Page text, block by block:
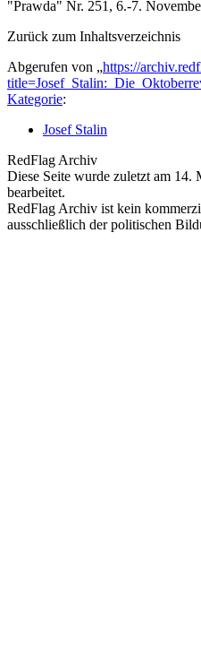
"Prawda" Nr. 251, 6.-7.
Zurück zum Inhaltsverzeichnis
Abgerufen von „https://
Kategorie:
Josef Stalin
RedFlag Archiv
Diese Seite wurde zuletzt am 14.
bearbeitet.
RedFlag Archiv ist kein
ausschließlich der politischen